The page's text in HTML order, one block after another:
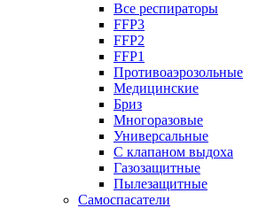
Все респираторы
FFP3
FFP2
FFP1
Противоаэрозольные
Медицинские
Бриз
Многоразовые
Универсальные
С клапаном выдоха
Газозащитные
Пылезащитные
Самоспасатели